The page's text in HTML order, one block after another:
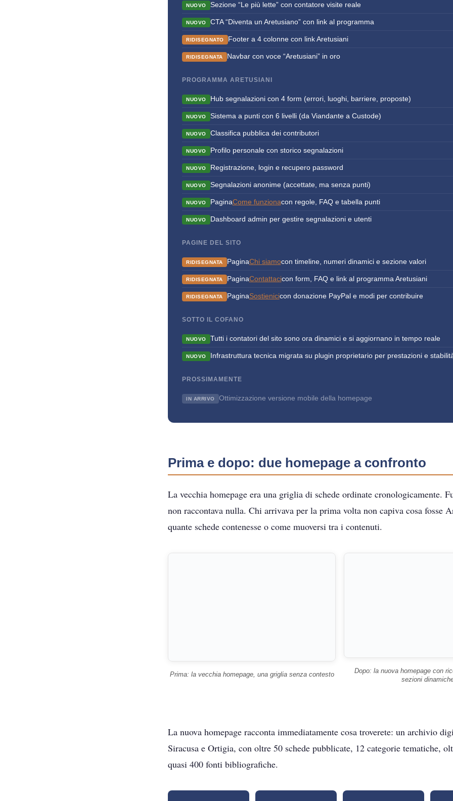
NUOVO Sezione “Le più lette” con contatore visite reale
NUOVO CTA “Diventa un Aretusiano” con link al programma
RIDISEGNATO Footer a 4 colonne con link Aretusiani
RIDISEGNATA Navbar con voce “Aretusiani” in oro
PROGRAMMA ARETUSIANI
NUOVO Hub segnalazioni con 4 form (errori, luoghi, barriere, proposte)
NUOVO Sistema a punti con 6 livelli (da Viandante a Custode)
NUOVO Classifica pubblica dei contributori
NUOVO Profilo personale con storico segnalazioni
NUOVO Registrazione, login e recupero password
NUOVO Segnalazioni anonime (accettate, ma senza punti)
NUOVO PaginaCome funzionacon regole, FAQ e tabella punti
NUOVO Dashboard admin per gestire segnalazioni e utenti
PAGINE DEL SITO
RIDISEGNATA PaginaChi siamocon timeline, numeri dinamici e sezione valori
RIDISEGNATA PaginaContattacicon form, FAQ e link al programma Aretusiani
RIDISEGNATA PaginaSostienicicon donazione PayPal e modi per contribuire
SOTTO IL COFANO
NUOVO Tutti i contatori del sito sono ora dinamici e si aggiornano in tempo reale
NUOVO Infrastruttura tecnica migrata su plugin proprietario per prestazioni e
PROSSIMAMENTE
IN ARRIVO Ottimizzazione versione mobile della homepage
Prima e dopo: due homepage a confronto
La vecchia homepage era una griglia di schede ordinate cronologicamente.
non raccontava nulla. Chi arrivava per la prima volta non capiva cosa fosse
quante schede contenesse o come muoversi tra i contenuti.
Prima: la vecchia homepage, una griglia senza contesto
Dopo: la nuova homepage con
sezioni
La nuova homepage racconta immediatamente cosa troverete: un archivio
Siracusa e Ortigia, con oltre 50 schede pubblicate, 12 categorie tematiche,
quasi 400 fonti bibliografiche.